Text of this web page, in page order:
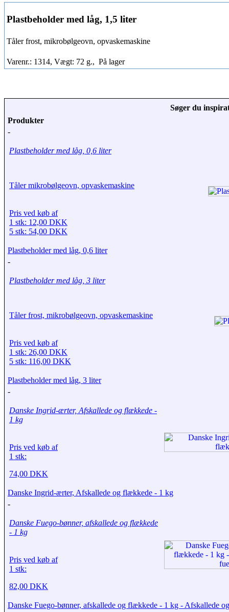
Plastbeholder med låg, 1,5 liter
Tåler frost, mikrobølgeovn, opvaskemaskine
Varenr.: 1314, Vægt: 72 g., På lager
Søger du
Produkter
-
Plastbeholder med låg, 0,6 liter
Tåler mikrobølgeovn, opvaskemaskine
Pris ved køb af
1 stk: 12,00 DKK
5 stk: 54,00 DKK
Plastbeholder med låg, 0,6 liter
-
Plastbeholder med låg, 3 liter
Tåler frost, mikrobølgeovn, opvaskemaskine
Pris ved køb af
1 stk: 26,00 DKK
5 stk: 116,00 DKK
Plastbeholder med låg, 3 liter
-
Danske Ingrid-ærter, Afskallede og flækkede -
1 kg
Pris ved køb af
1 stk:
74,00 DKK
Danske Ingrid-ærter, Afskallede og flækkede - 1 kg
-
Danske Fuego-bønner, afskallede og flækkede
- 1 kg
Pris ved køb af
1 stk:
82,00 DKK
Danske Fuego-bønner, afskallede og flækkede - 1 kg - Afskallede